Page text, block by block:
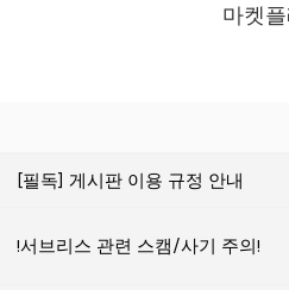
마켓
[필독] 게시판 이용 규정 안내
!서브리스 관련 스캠/사기 주의!